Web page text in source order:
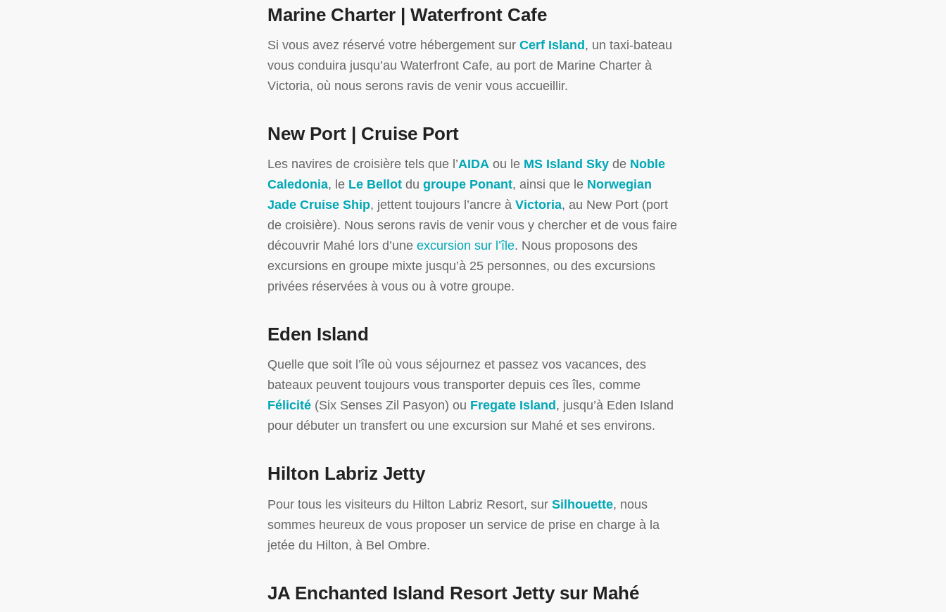
Marine Charter | Waterfront Cafe
Si vous avez réservé votre hébergement sur Cerf Island, un taxi-bateau
vous conduira jusqu’au Waterfront Cafe, au port de Marine Charter à
Victoria, où nous serons ravis de venir vous accueillir.
New Port | Cruise Port
Les navires de croisière tels que l’AIDAou le MS Island Skyde Noble
Caledonia, le Le Bellotdu groupe Ponant, ainsi que le Norwegian
Jade Cruise Ship, jettent toujours l’ancre à Victoria, au New Port (port
de croisière). Nous serons ravis de venir vous y chercher et de vous faire
découvrir Mahé lors d’une excursion sur l’île. Nous proposons des
excursions en groupe mixte jusqu’à 25 personnes, ou des excursions
privées réservées à vous ou à votre groupe.
Eden Island
Quelle que soit l’île où vous séjournez et passez vos vacances, des
bateaux peuvent toujours vous transporter depuis ces îles, comme
Félicité(Six Senses Zil Pasyon) ou Fregate Island , jusqu’à Eden Island
pour débuter un transfert ou une excursion sur Mahé et ses environs.
Hilton Labriz Jetty
Pour tous les visiteurs du Hilton Labriz Resort, sur Silhouette, nous
sommes heureux de vous proposer un service de prise en charge à la
jetée du Hilton, à Bel Ombre.
JA Enchanted Island Resort Jetty sur Mahé